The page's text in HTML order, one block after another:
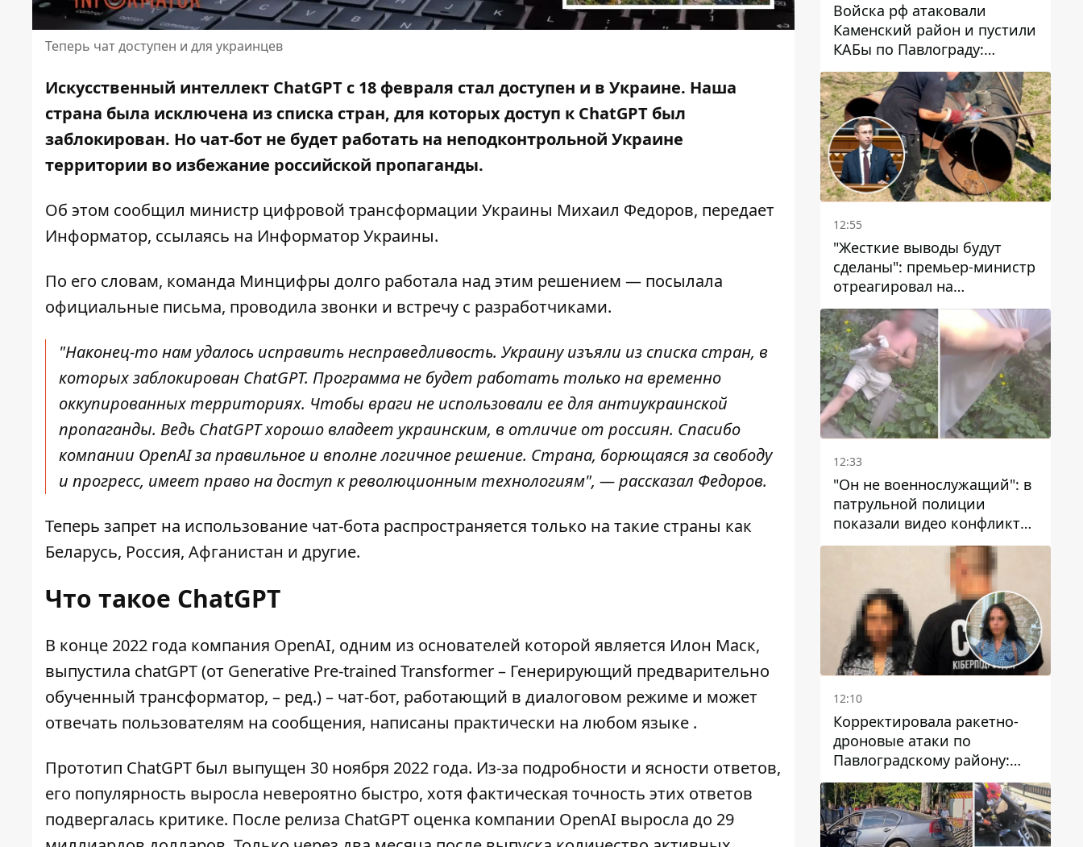
Теперь чат доступен и для украинцев
Искусственный интеллект ChatGPT с 18 февраля стал доступен и в Украине. Наша
страна была исключена из списка стран, для которыхдоступ к ChatGPT был
заблокирован. Но чат-бот не будет работать на неподконтрольной Украине
территории во избежание российской пропаганды.
Об этом сообщил министр цифровой трансформации Украины Михаил Федоров, передает
Информатор, ссылаясь на Информатор Украины.
По его словам, команда Минцифры долго работала над этим решением — посылала
официальные письма, проводила звонки и встречу с разработчиками.
"Наконец-то нам удалось исправить несправедливость. Украину изъяли из списка стран, в
которых заблокирован ChatGPT. Программа не будет работать только на временно
оккупированных территориях. Чтобы враги не использовали ее для антиукраинской
пропаганды. Ведь ChatGPT хорошо владеет украинским, в отличие от россиян. Спасибо
компании OpenAI за правильное и вполне логичное решение. Страна, борющаяся за свободу
и прогресс, имеет право на доступ к революционным технологиям", — рассказал Федоров.
Теперь запрет на использование чат-бота распространяется только на такие страны как
Беларусь, Россия, Афганистан и другие.
Что такое ChatGPT
В конце 2022 года компания OpenAI, одним из основателей которой является Илон Маск,
выпустила chatGPT(от Generative Pre-trained Transformer – Генерирующий предварительно
обученный трансформатор, – ред.) – чат-бот, работающий в диалоговом режиме и может
отвечать пользователям на сообщения, написаны практически на любом языке .
Прототип ChatGPT был выпущен 30 ноября 2022 года. Из-за подробности и ясности ответов,
его популярность выросла невероятно быстро, хотя фактическая точность этих ответов
подвергалась критике. После релиза ChatGPT оценка компании OpenAI выросла до 29
Войска рф атаковали
Каменский район и пустили
КАБы по Павлограду:
пострадал мужчина, в небо
поднимается столб дыма
12:55
"Жесткие выводы будут
сделаны": премьер-министр
отреагировал на
несколькодневное
отсутствие воды в Марганце
12:33
"Он не военнослужащий": в
патрульной полиции
показали видео конфликта
с мужчиной без ноги на
проспекте Поля в Днепре
12:10
Корректировала ракетно-
дроновые атаки по
Павлоградскому району:
задержали вражескую
агентку